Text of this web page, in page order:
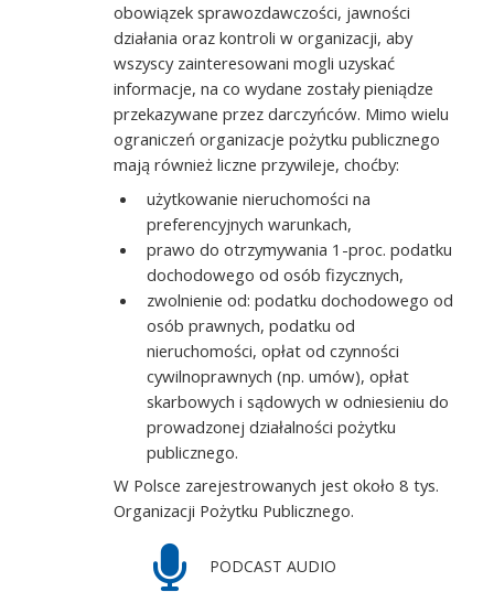
obowiązek sprawozdawczości, jawności
działania oraz kontroli w organizacji, aby
wszyscy zainteresowani mogli uzyskać
informacje, na co wydane zostały pieniądze
przekazywane przez darczyńców. Mimo wielu
ograniczeń organizacje pożytku publicznego
mają również liczne przywileje, choćby:
użytkowanie nieruchomości na
preferencyjnych warunkach,
prawo do otrzymywania 1-proc. podatku
dochodowego od osób fizycznych,
zwolnienie od: podatku dochodowego od
osób prawnych, podatku od
nieruchomości, opłat od czynności
cywilnoprawnych (np. umów), opłat
skarbowych i sądowych w odniesieniu do
prowadzonej działalności pożytku
publicznego.
W Polsce zarejestrowanych jest około 8 tys.
Organizacji Pożytku Publicznego.
PODCAST AUDIO